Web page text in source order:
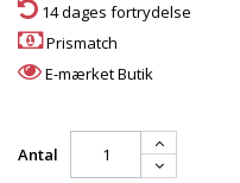
14 dages fortrydelse
Prismatch
E-mærket Butik
Antal